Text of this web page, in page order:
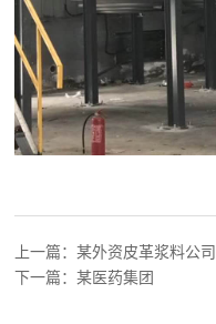
上一篇：某外资皮革浆料公司
下一篇：某医药集团